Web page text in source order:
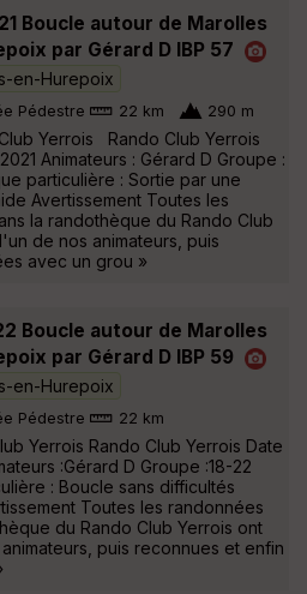
Boucle autour de Marolles
par Gérard D IBP 57
en-Hurepoix
Pédestre 22 km 290 m
Yerrois Rando Club Yerrois
Animateurs : Gérard D Groupe :
particulière : Sortie par une
Avertissement Toutes les
la randothèque du Rando Club
de nos animateurs, puis
avec un grou »
Boucle autour de Marolles
par Gérard D IBP 59
en-Hurepoix
Pédestre 22 km
Yerrois Rando Club Yerrois Date
:Gérard D Groupe :18-22
: Boucle sans difficultés
Toutes les randonnées
du Rando Club Yerrois ont
puis reconnues et enfin